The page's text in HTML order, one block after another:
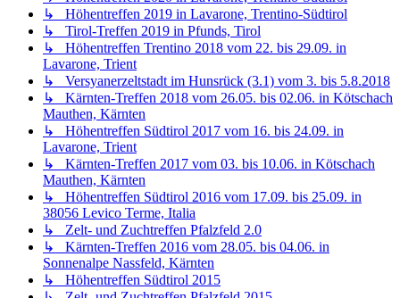
↳ Zelt- und Zuchtreffen Pfalzfeld 2015
↳ Kärnten-Treffen 2015
↳ Höhentreffen Südtirol 2014
↳ Kärnten-Treffen 2014
↳ Höhentreffen Südtirol 2013
↳ Kärnten-Treffen 2013
↳ Höhentreffen Südtirol 2012
↳ Treffen Salzburger Land 2012
↳ Höhentreffen Südtirol 2011
↳ Saisoneröffnungstreffen 2011 Sontra
↳ Schmücke-Treffen 2010
↳ Tann-Treffen 2009
↳ Kloster-Treffen 2009
↳ Thüringen-Treffen 2023
↳ Kärnten-Treffen 2023
↳ Höhentreffen 2023
↳ Kärnten-Treffen 2024